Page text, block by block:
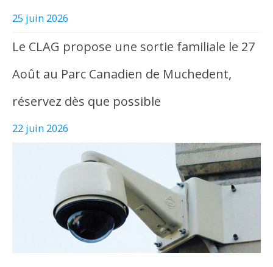
25 juin 2026
Le CLAG propose une sortie familiale le 27
Août au Parc Canadien de Muchedent,
réservez dès que possible
22 juin 2026